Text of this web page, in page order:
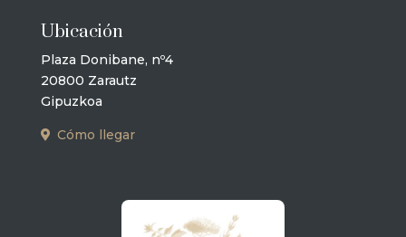
Ubicación
Plaza Donibane, nº4
20800 Zarautz
Gipuzkoa
Cómo llegar